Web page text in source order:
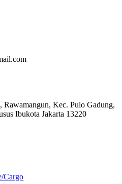
Rawamangun, Kec. Pulo Gadung,
Ibukota Jakarta 13220
Cargo